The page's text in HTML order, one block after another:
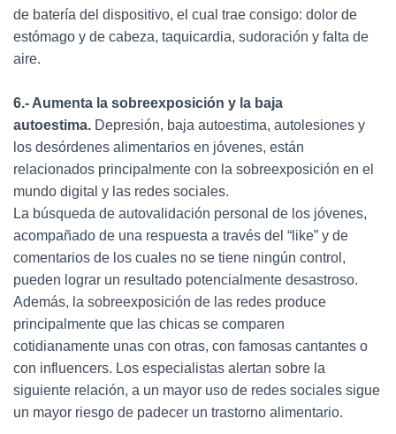
de batería del dispositivo, el cual trae consigo: dolor de
estómago y de cabeza, taquicardia, sudoración y falta de
aire.
6.- Aumenta la sobreexposición y la baja
autoestima. Depresión, baja autoestima, autolesiones y
los desórdenes alimentarios en jóvenes, están
relacionados principalmente con la sobreexposición en el
mundo digital y las redes sociales.
La búsqueda de autovalidación personal de los jóvenes,
acompañado de una respuesta a través del “like” y de
comentarios de los cuales no se tiene ningún control,
pueden lograr un resultado potencialmente desastroso.
Además, la sobreexposición de las redes produce
principalmente que las chicas se comparen
cotidianamente unas con otras, con famosas cantantes o
con influencers. Los especialistas alertan sobre la
siguiente relación, a un mayor uso de redes sociales sigue
un mayor riesgo de padecer un trastorno alimentario.